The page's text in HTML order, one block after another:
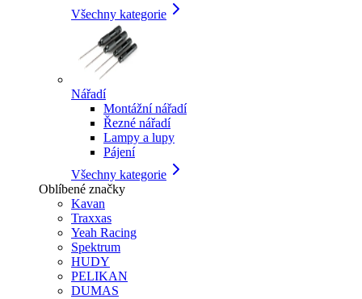
Všechny kategorie
Nářadí
Montážní nářadí
Řezné nářadí
Lampy a lupy
Pájení
Všechny kategorie
Oblíbené značky
Kavan
Traxxas
Yeah Racing
Spektrum
HUDY
PELIKAN
DUMAS